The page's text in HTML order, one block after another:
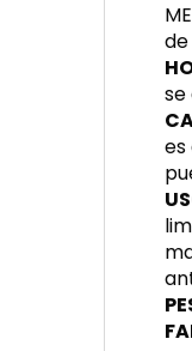
de
se
es